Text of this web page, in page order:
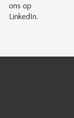
ons op
LinkedIn.